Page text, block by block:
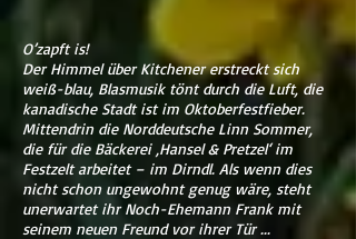
O’zapft is!
Der Himmel über Kitchener erstreckt sich
weiß-blau, Blasmusik tönt durch die Luft, die
kanadische Stadt ist im Oktoberfestfieber.
Mittendrin die Norddeutsche Linn Sommer,
die für die Bäckerei ‚Hansel & Pretzel‘ im
Festzelt arbeitet – im Dirndl. Als wenn dies
nicht schon ungewohnt genug wäre, steht
unerwartet ihr Noch-Ehemann Frank mit
seinem neuen Freund vor ihrer Tür ...